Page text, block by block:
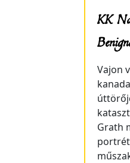
KK
Vajon
Grath